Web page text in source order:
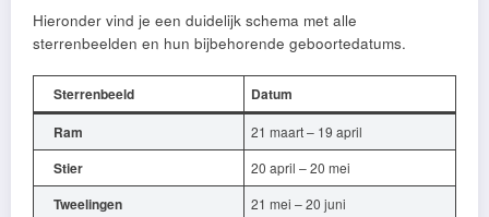
Hieronder vind je een duidelijk schema met alle
sterrenbeelden en hun bijbehorende geboortedatums.
Sterrenbeeld
Datum
Ram
21 maart – 19 april
Stier 20 april – 20 mei
Tweelingen 21 mei – 20 juni